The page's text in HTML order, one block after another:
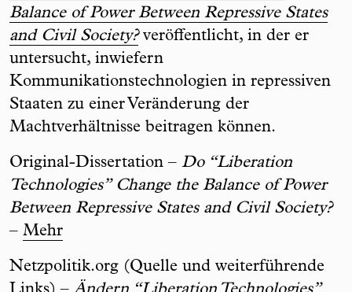
Balance of Power Between Repressive States
and Civil Society?veröffentlicht, in der er
untersucht, inwiefern
Kommunikationstechnologien in repressiven
Staaten zu einer Veränderung der
Machtverhältnisse beitragen können.
Original-Dissertation – Do “Liberation
Technologies” Change the Balance of Power
Between Repressive States and Civil Society?
– Mehr
Netzpolitik.org (Quelle und weiterführende